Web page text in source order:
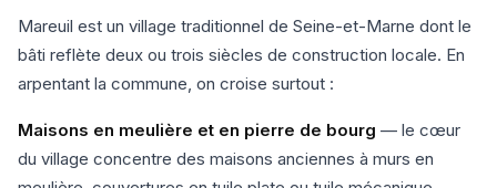
Mareuil est un village traditionnel de Seine-et-Marne dont le
bâti reflète deux ou trois siècles de construction locale. En
arpentant la commune, on croise surtout :
Maisons en meulière et en pierre de bourg — le cœur
du village concentre des maisons anciennes à murs en